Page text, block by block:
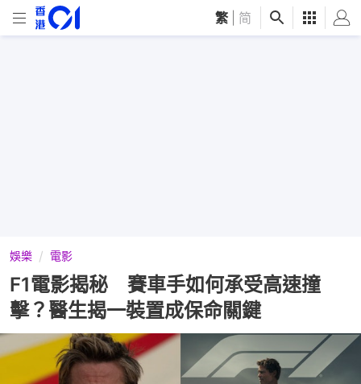
繁 简
娛樂 電影
F1電影揭秘 賽車手如何承受高速撞
擊？醫生揭一裝置成保命關鍵